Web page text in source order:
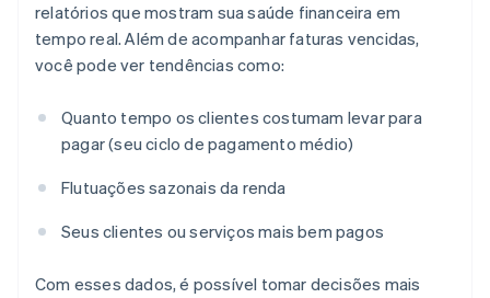
relatórios que mostram sua saúde financeira em
tempo real. Além de acompanhar faturas vencidas,
você pode ver tendências como:
Quanto tempo os clientes costumam levar para
pagar (seu ciclo de pagamento médio)
Flutuações sazonais da renda
Seus clientes ou serviços mais bem pagos
Com esses dados, é possível tomar decisões mais